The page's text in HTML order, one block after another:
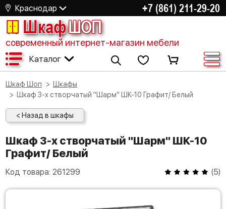
Краснодар +7 (861) 211-29-20
ШкафШОП
современный интернет-магазин мебели
Каталог
Шкаф Шоп
Шкафы
Шкаф 3-х створчатый "Шарм" ШК-10 Графит/ Белый
< Назад в шкафы
Шкаф 3-х створчатый "Шарм" ШК-10
Графит/ Белый
Код товара: 261299 (5)